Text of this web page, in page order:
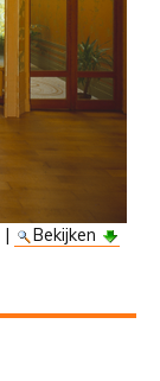
|
Bekijken